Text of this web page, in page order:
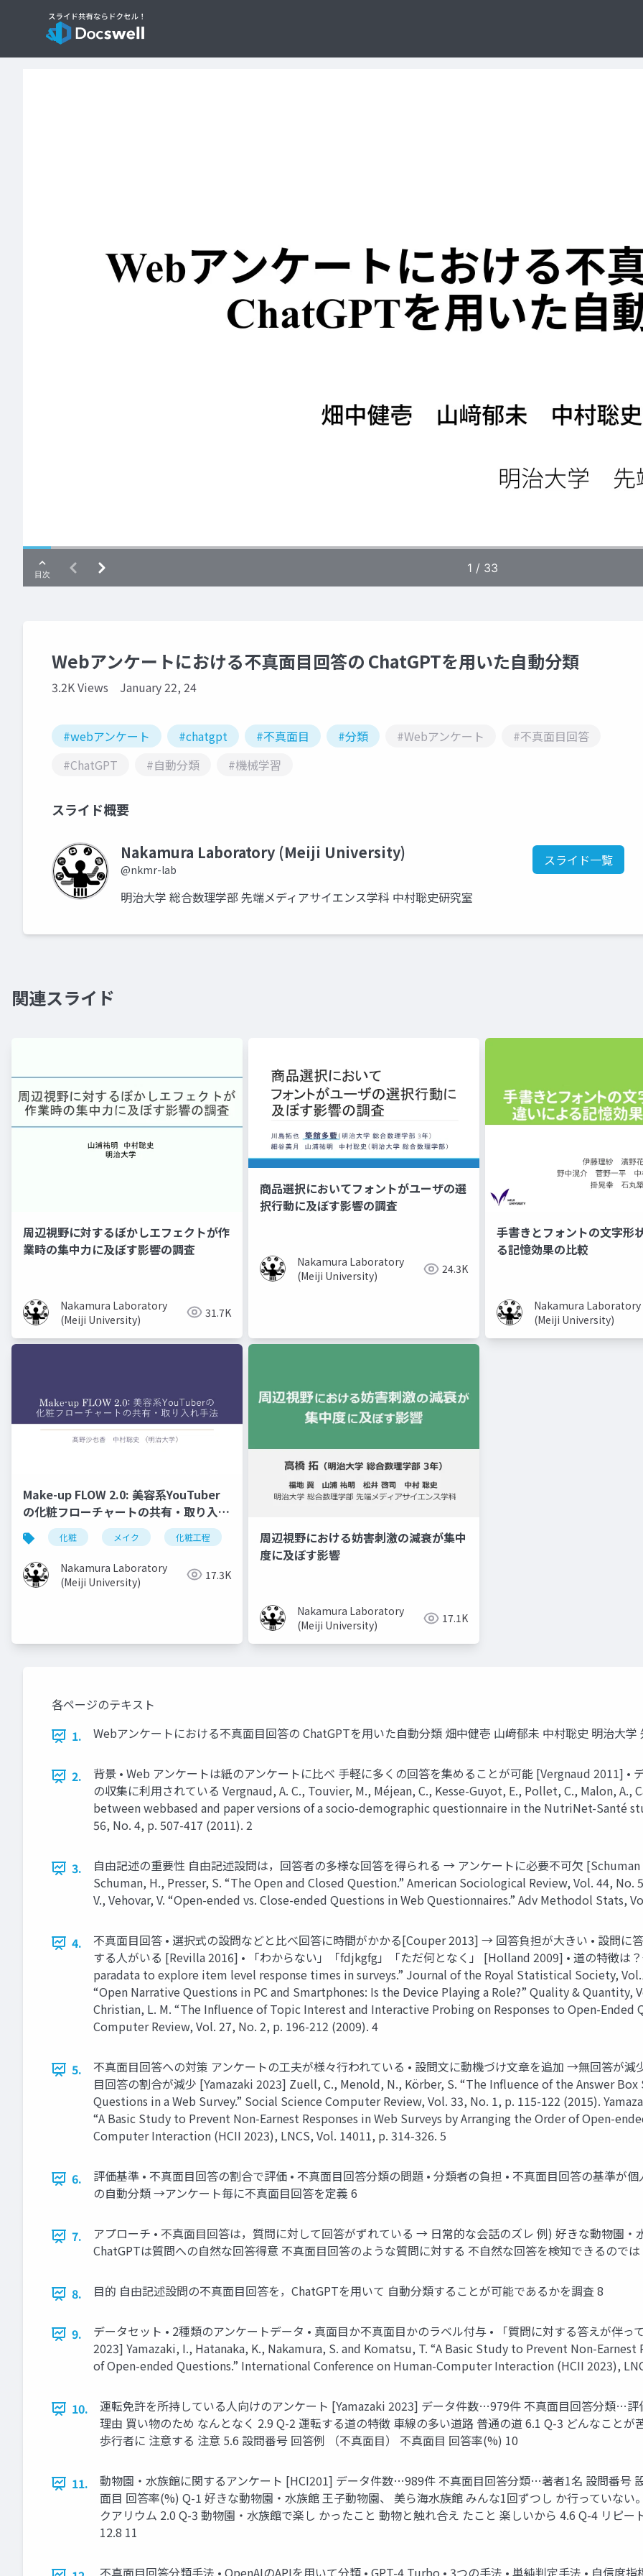
Webアンケートにおける不真面目回答の ChatGPTを用いた自動分類
3.2K Views January 22, 24
#webアンケート #chatgpt #不真面目 #分類 #Webアンケート
#不真面目回答
#ChatGPT
#自動分類 #機械学習
スライド概要
Nakamura Laboratory (Meiji University)
@nkmr-lab
スライド一覧
明治大学 総合数理学部 先端メディアサイエンス学科 中村聡史研究室
関連スライド
周辺視野に対するぼかしエフェクトが作
業時の集中力に及ぼす影響の調査
Nakamura Laboratory
(Meiji University)
31.7K
商品選択においてフォントがユーザの選
択行動に及ぼす影響の調査
Nakamura Laboratory
(Meiji University)
24.3K
手書きとフォントの文字形
る記憶効果の比較
Nakamura Laboratory
(Meiji University)
Make-up FLOW 2.0: 美容系YouTuber
の化粧フローチャートの共有・取り入れ
手法
化粧 メイク 化粧工程 フローチャート 美容系youtuber 取り入れ
Nakamura Laboratory
(Meiji University)
17.3K
周辺視野における妨害刺激の減衰が集中
度に及ぼす影響
Nakamura Laboratory
(Meiji University)
17.1K
各ページのテキスト
1.
Webアンケートにおける不真⾯⽬回答の ChatGPTを⽤いた⾃動分類 畑中健壱 ⼭﨑郁未 中村聡史 明治⼤学
2.
背景 • Web アンケートは紙のアンケートに⽐べ ⼿軽に多くの回答を集めることが可能 [Vergnaud 2011] •
の収集に利⽤されている Vergnaud, A. C., Touvier, M., Méjean, C., Kesse-Guyot, E., Pollet, C., Malon,
between webbased and paper versions of a socio-demographic questionnaire in the NutriNet-Santé
56, No. 4, p. 507-417 (2011). 2
3.
⾃由記述の重要性 ⾃由記述設問は，回答者の多様な回答を得られる → アンケートに必要不可⽋
Schuman, H., Presser, S. “The Open and Closed Question.” American Sociological Review, Vol. 44,
V., Vehovar, V. “Open-ended vs. Close-ended Questions in Web Questionnaires.” Adv Methodol Stats,
4.
不真⾯⽬回答 • 選択式の設問などと⽐べ回答に時間がかかる[Couper 2013] → 回答負担が⼤きい • 設問に
する⼈がいる [Revilla 2016] • 「わからない」「fdjkgfg」「ただ何となく」 [Holland 2009] • 道の特徴は
paradata to explore item level response times in surveys.” Journal of the Royal Statistical Society,
“Open Narrative Questions in PC and Smartphones: Is the Device Playing a Role?” Quality & Quantity,
Christian, L. M. “The Influence of Topic Interest and Interactive Probing on Responses to Open-Ended
Computer Review, Vol. 27, No. 2, p. 196-212 (2009). 4
5.
不真⾯⽬回答への対策 アンケートの⼯夫が様々⾏われている • 設問⽂に動機づけ⽂章を追加 →無回答が
⽬回答の割合が減少 [Yamazaki 2023] Zuell, C., Menold, N., Körber, S. “The Influence of the Answer
Questions in a Web Survey.” Social Science Computer Review, Vol. 33, No. 1, p. 115-122 (2015).
“A Basic Study to Prevent Non-Earnest Responses in Web Surveys by Arranging the Order of Open-
Computer Interaction (HCII 2023), LNCS, Vol. 14011, p. 314-326. 5
6.
評価基準 • 不真⾯⽬回答の割合で評価 • 不真⾯⽬回答分類の問題 • 分類者の負担 • 不真⾯⽬回答の基準が
の⾃動分類 →アンケート毎に不真⾯⽬回答を定義 6
7.
アプローチ • 不真⾯⽬回答は，質問に対して回答がずれている → ⽇常的な会話のズレ 例) 好きな動物園
ChatGPTは質問への⾃然な回答得意 不真⾯⽬回答のような質問に対する 不⾃然な回答を検知できるのでは
8. ⽬的 ⾃由記述設問の不真⾯⽬回答を，ChatGPTを⽤いて ⾃動分類することが可能であるかを調査 8
9.
データセット • 2種類のアンケートデータ • 真⾯⽬か不真⾯⽬かのラベル付与 • 「質問に対する答えが伴
2023] Yamazaki, I., Hatanaka, K., Nakamura, S. and Komatsu, T. “A Basic Study to Prevent Non-
of Open-ended Questions.” International Conference on Human-Computer Interaction (HCII 2023),
10.
運転免許を所持している⼈向けのアンケート [Yamazaki 2023] データ件数…979件 不真⾯⽬回答分類…
理由 買い物のため なんとなく 2.9 Q-2 運転する道の特徴 ⾞線の多い道路 普通の道 6.1 Q-3 どんなこと
歩⾏者に 注意する 注意 5.6 設問番号 回答例 （不真⾯⽬） 不真⾯⽬ 回答率(%) 10
11.
動物園‧⽔族館に関するアンケート [HCI201] データ件数…989件 不真⾯⽬回答分類…著者1名 設問番号
⾯⽬ 回答率(%) Q-1 好きな動物園‧⽔族館 王⼦動物園、 美ら海⽔族館 みんな1回ずつし か⾏っていな
クアリウム 2.0 Q-3 動物園‧⽔族館で楽し かったこと 動物と触れ合え たこと 楽しいから 4.6 Q-4 リピ
12.8 11
不真⾯⽬回答分類⼿法 • OpenAIのAPIを⽤いて分類 • GPT-4 Turbo • 3つの⼿法 • 単純判定⼿法 • ⾃信度指